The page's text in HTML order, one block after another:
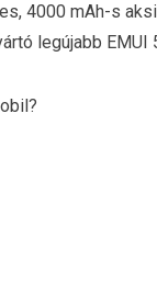
4000 mAh-s
legújabb EMUI